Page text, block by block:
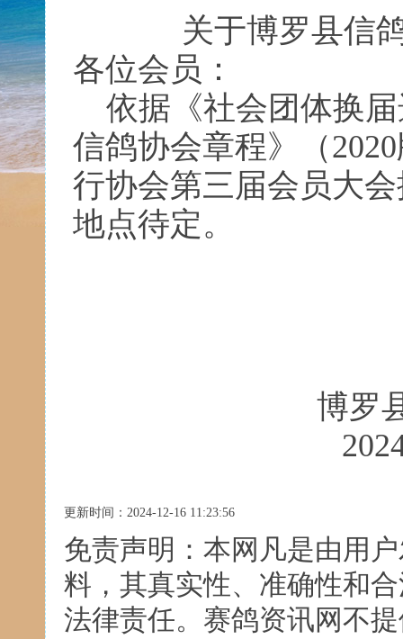
关于博罗县信
各位会员：
依据《社会团体换
信鸽协会章程》（2020
行协会第三届会员大
地点待定。
博罗
更新时间：2024-12-16 11:23:56
免责声明：本网凡是由用
料，其真实性、准确性和
法律责任。赛鸽资讯网不